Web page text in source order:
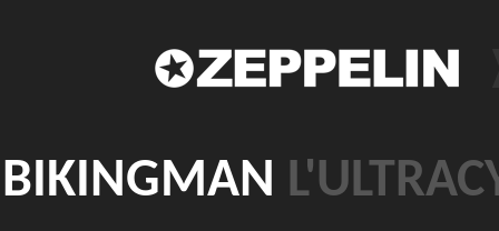
BIKINGMAN